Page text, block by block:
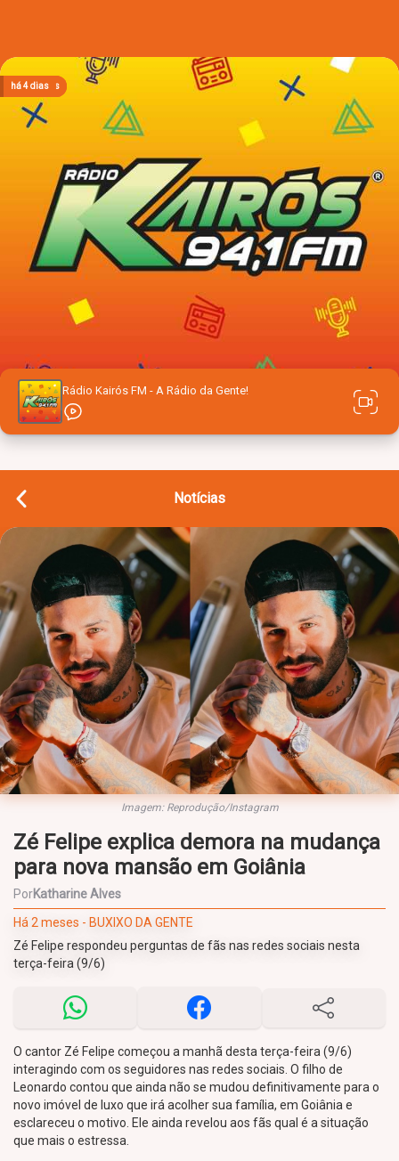
Rádio Kairós FM - A Rádio da Gente!
Notícias
Imagem: Reprodução/Instagram
Zé Felipe explica demora na mudança
para nova mansão em Goiânia
PorKatharine Alves
Há 2 meses - BUXIXO DA GENTE
Zé Felipe respondeu perguntas de fãs nas redes sociais nesta
terça-feira (9/6)
O cantor Zé Felipe começou a manhã desta terça-feira (9/6)
interagindo com os seguidores nas redes sociais. O filho de
Leonardo contou que ainda não se mudou definitivamente para o
novo imóvel de luxo que irá acolher sua família, em Goiânia e
esclareceu o motivo. Ele ainda revelou aos fãs qual é a situação
que mais o estressa.
há 15 horas
há 15 horas
há 15 horas
há 4 dias
há 4 dias